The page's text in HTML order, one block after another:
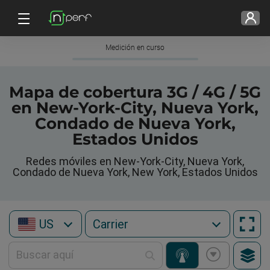
Medición en curso
Mapa de cobertura 3G / 4G / 5G
en New-York-City, Nueva York,
Condado de Nueva York,
Estados Unidos
Redes móviles en New-York-City, Nueva York,
Condado de Nueva York, New York, Estados Unidos
US